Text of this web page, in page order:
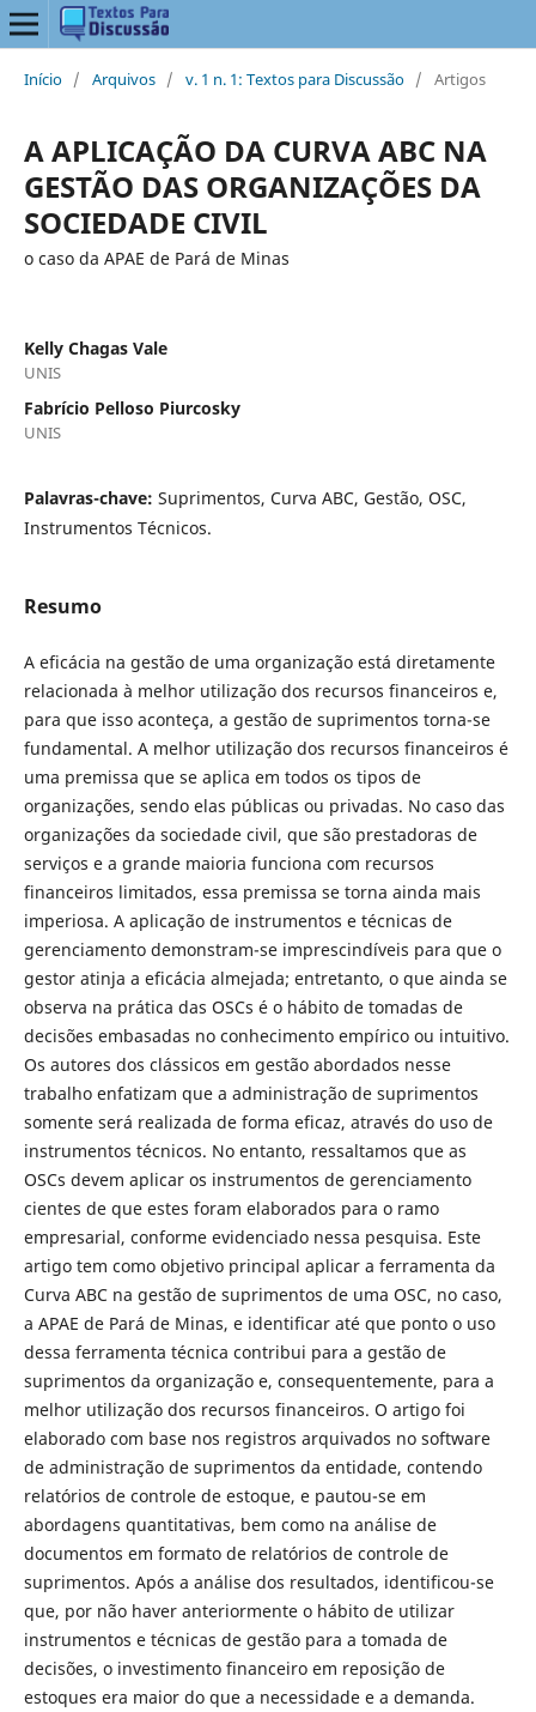
Início / Arquivos / v. 1 n. 1: Textos para Discussão / Artigos
A APLICAÇÃO DA CURVA ABC NA
GESTÃO DAS ORGANIZAÇÕES DA
SOCIEDADE CIVIL
o caso da APAE de Pará de Minas
Kelly Chagas Vale
UNIS
Fabrício Pelloso Piurcosky
UNIS
Palavras-chave: Suprimentos, Curva ABC, Gestão, OSC,
Instrumentos Técnicos.
Resumo
A eficácia na gestão de uma organização está diretamente
relacionada à melhor utilização dos recursos financeiros e,
para que isso aconteça, a gestão de suprimentos torna-se
fundamental. A melhor utilização dos recursos financeiros é
uma premissa que se aplica em todos os tipos de
organizações, sendo elas públicas ou privadas. No caso das
organizações da sociedade civil, que são prestadoras de
serviços e a grande maioria funciona com recursos
financeiros limitados, essa premissa se torna ainda mais
imperiosa. A aplicação de instrumentos e técnicas de
gerenciamento demonstram-se imprescindíveis para que o
gestor atinja a eficácia almejada; entretanto, o que ainda se
observa na prática das OSCs é o hábito de tomadas de
decisões embasadas no conhecimento empírico ou intuitivo.
Os autores dos clássicos em gestão abordados nesse
trabalho enfatizam que a administração de suprimentos
somente será realizada de forma eficaz, através do uso de
instrumentos técnicos. No entanto, ressaltamos que as
OSCs devem aplicar os instrumentos de gerenciamento
cientes de que estes foram elaborados para o ramo
empresarial, conforme evidenciado nessa pesquisa. Este
artigo tem como objetivo principal aplicar a ferramenta da
Curva ABC na gestão de suprimentos de uma OSC, no caso,
a APAE de Pará de Minas, e identificar até que ponto o uso
dessa ferramenta técnica contribui para a gestão de
suprimentos da organização e, consequentemente, para a
melhor utilização dos recursos financeiros. O artigo foi
elaborado com base nos registros arquivados no software
de administração de suprimentos da entidade, contendo
relatórios de controle de estoque, e pautou-se em
abordagens quantitativas, bem como na análise de
documentos em formato de relatórios de controle de
suprimentos. Após a análise dos resultados, identificou-se
que, por não haver anteriormente o hábito de utilizar
instrumentos e técnicas de gestão para a tomada de
decisões, o investimento financeiro em reposição de
estoques era maior do que a necessidade e a demanda.